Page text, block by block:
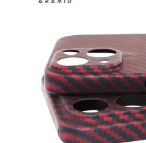
PRIVACY
POLICY